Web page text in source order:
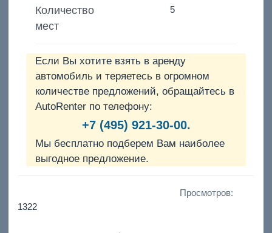
Количество
мест
5
Если Вы хотите взять в аренду
автомобиль и теряетесь в огромном
количестве предложений, обращайтесь в
AutoRenter по телефону:
+7 (495) 921-30-00.
Мы бесплатно подберем Вам наиболее
выгодное предложение.
Просмотров:
1322